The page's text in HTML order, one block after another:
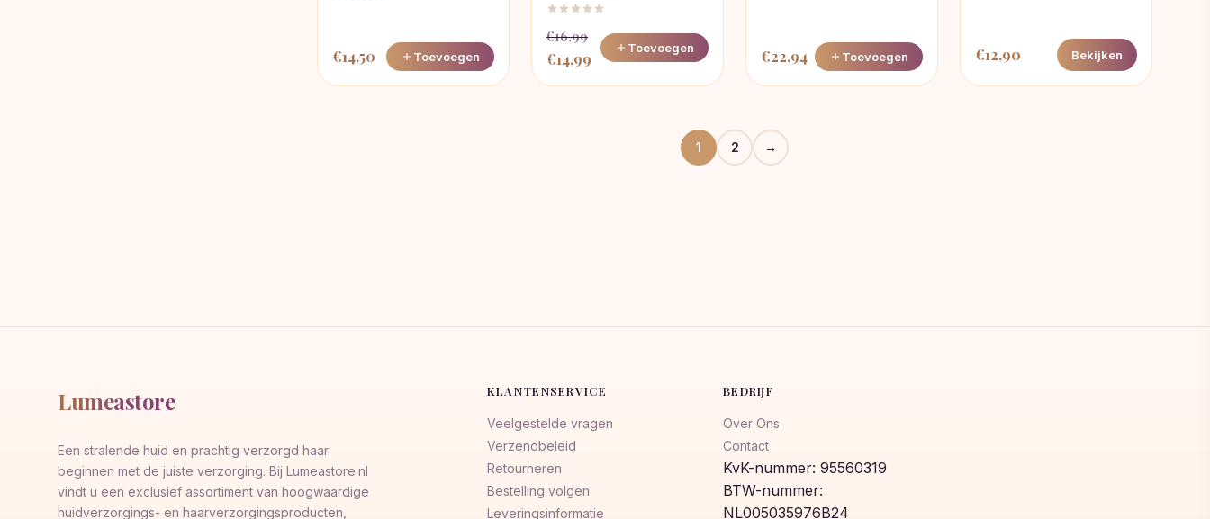
€14,50 Toevoegen
€16,99
Oorspronkelijke
€14,99 Huidige
Toevoegen €22,94 Toevoegen €12,90 Bekijken
1 2 →
Lumeastore
Een stralende huid en prachtig verzorgd haar
beginnen met de juiste verzorging. Bij Lumeastore.nl
vindt u een exclusief assortiment van hoogwaardige
huidverzorgings- en haarverzorgingsproducten,
KLANTENSERVICE
Veelgestelde vragen
Verzendbeleid
Retourneren
Bestelling volgen
Leveringsinformatie
BEDRIJF
Over Ons
Contact
KvK-nummer: 95560319
BTW-nummer:
NL005035976B24